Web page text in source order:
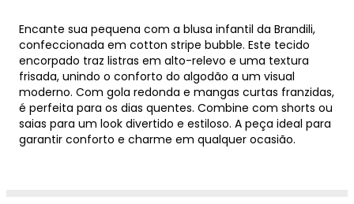
Encante sua pequena com a blusa infantil da Brandili,
confeccionada em cotton stripe bubble. Este tecido
encorpado traz listras em alto-relevo e uma textura
frisada, unindo o conforto do algodão a um visual
moderno. Com gola redonda e mangas curtas franzidas,
é perfeita para os dias quentes. Combine com shorts ou
saias para um look divertido e estiloso. A peça ideal para
garantir conforto e charme em qualquer ocasião.